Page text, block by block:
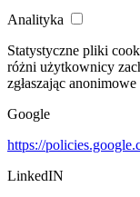
Analityka
Statystyczne pliki
różni użytkownicy
zgłaszając
Google
https://
LinkedIN